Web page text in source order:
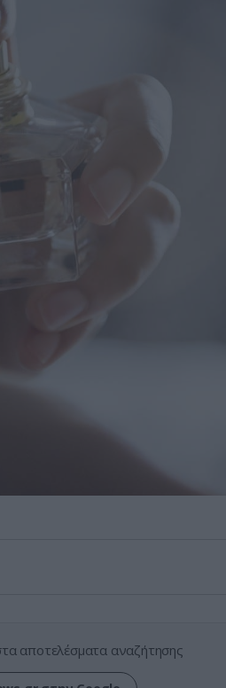
αποτελέσματα αναζήτησης